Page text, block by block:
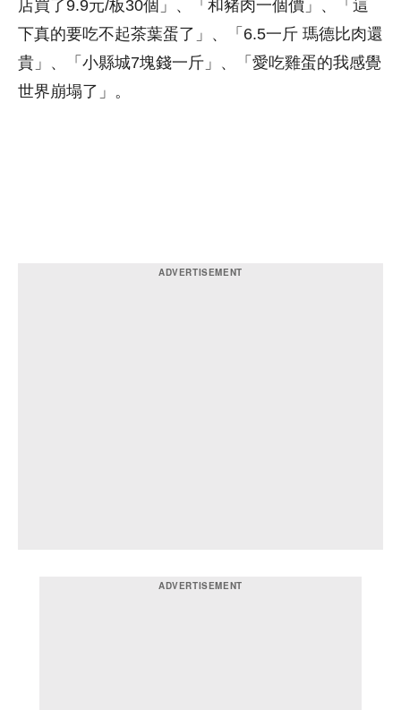
店買了9.9元/板30個」、「和豬肉一個價」、「這
下真的要吃不起茶葉蛋了」、「6.5一斤 瑪德比肉還
貴」、「小縣城7塊錢一斤」、「愛吃雞蛋的我感覺
世界崩塌了」。